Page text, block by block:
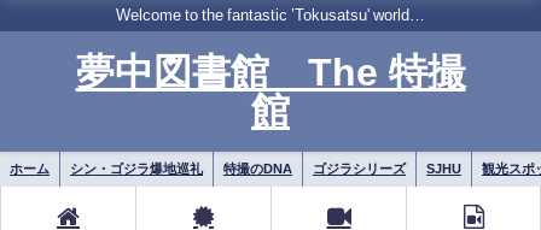
Welcome to the fantastic ’Tokusatsu' world…
夢中図書館 The 特撮
館
ホーム シン・ゴジラ爆地巡礼 特撮のDNA ゴジラシリーズ SJHU 観光スポ